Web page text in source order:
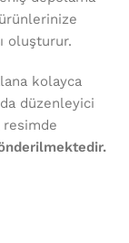
oluşturur.
kolayca
düzenleyici